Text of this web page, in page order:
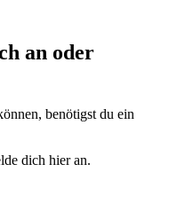
an oder
benötigst du ein
dich hier an.